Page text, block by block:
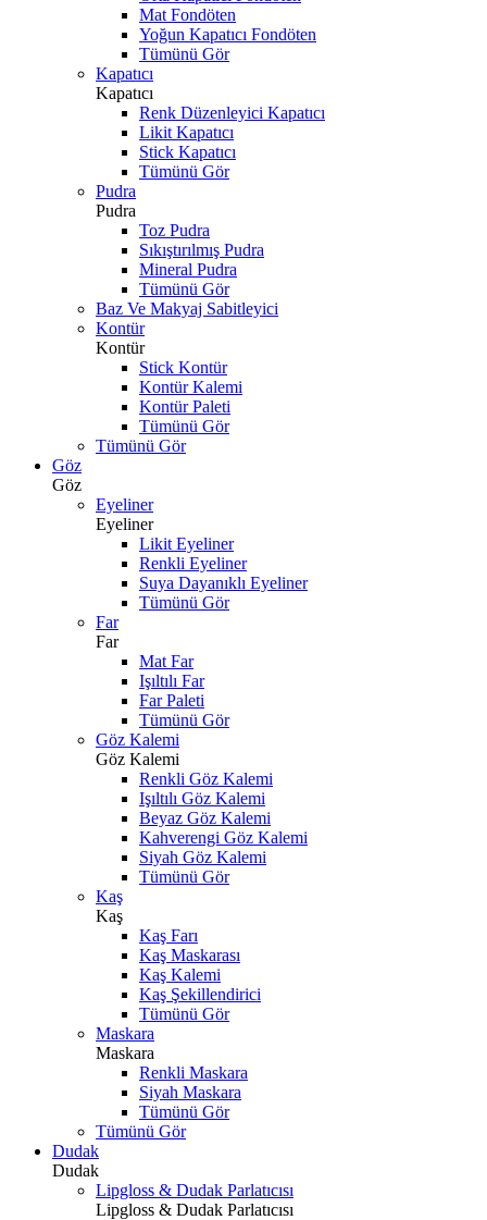
Mat Fondöten
Yoğun Kapatıcı Fondöten
Tümünü Gör
Kapatıcı
Kapatıcı
Renk Düzenleyici Kapatıcı
Likit Kapatıcı
Stick Kapatıcı
Tümünü Gör
Pudra
Pudra
Toz Pudra
Sıkıştırılmış Pudra
Mineral Pudra
Tümünü Gör
Baz Ve Makyaj Sabitleyici
Kontür
Kontür
Stick Kontür
Kontür Kalemi
Kontür Paleti
Tümünü Gör
Tümünü Gör
Göz
Göz
Eyeliner
Eyeliner
Likit Eyeliner
Renkli Eyeliner
Suya Dayanıklı Eyeliner
Tümünü Gör
Far
Far
Mat Far
Işıltılı Far
Far Paleti
Tümünü Gör
Göz Kalemi
Göz Kalemi
Renkli Göz Kalemi
Işıltılı Göz Kalemi
Beyaz Göz Kalemi
Kahverengi Göz Kalemi
Siyah Göz Kalemi
Tümünü Gör
Kaş
Kaş
Kaş Farı
Kaş Maskarası
Kaş Kalemi
Kaş Şekillendirici
Tümünü Gör
Maskara
Maskara
Renkli Maskara
Siyah Maskara
Tümünü Gör
Tümünü Gör
Dudak
Dudak
Lipgloss & Dudak Parlatıcısı
Lipgloss & Dudak Parlatıcısı